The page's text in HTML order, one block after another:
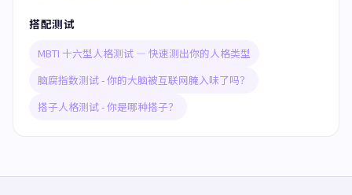
搭配测试
MBTI 十六型人格测试 — 快速测出你的人格类型
脑腐指数测试 - 你的大脑被互联网腌入味了吗？
搭子人格测试 - 你是哪种搭子？